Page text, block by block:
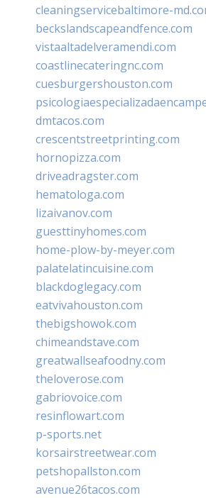
cleaningservicebaltimore-
beckslandscapeandfence.com
vistaaltadelveramendi.com
coastlinecateringnc.com
cuesburgershouston.com
dmtacos.com
crescentstreetprinting.com
hornopizza.com
driveadragster.com
hematologa.com
lizaivanov.com
guesttinyhomes.com
home-plow-by-meyer.com
palatelatincuisine.com
blackdoglegacy.com
eatvivahouston.com
thebigshowok.com
chimeandstave.com
greatwallseafoodny.com
theloverose.com
gabriovoice.com
resinflowart.com
p-sports.net
korsairstreetwear.com
petshopallston.com
avenue26tacos.com